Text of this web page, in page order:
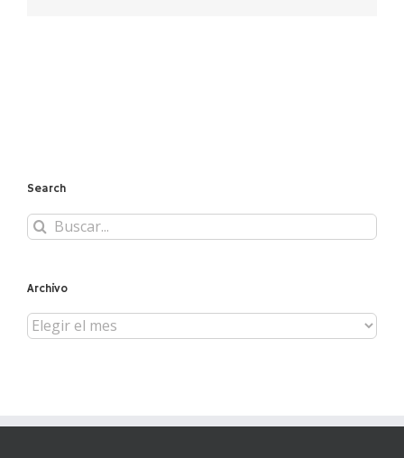
Search
Buscar:
Archivo
Archivo